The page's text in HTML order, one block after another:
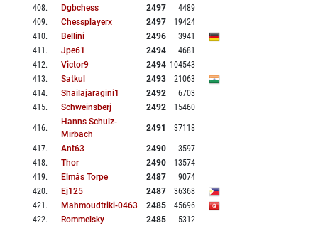
408. Dgbchess 2497
4489
409. Chessplayerx 2497
19424
410. Bellini 2496
3941
411 . Jpe61 2494
4681
412. Victor9 2494 104543
413. Satkul 2493
21063
414. Shailajaragini1 2492
6703
415. Schweinsberj 2492 15460
416.
Hanns Schulz-
Mirbach
2491 37118
417. Ant63 2490
3597
418. Thor 2490
13574
419. Elmás Torpe 2487
9074
420. Ej125 2487
36368
421 . Mahmoudtriki-0463 2485
45696
422. Rommelsky 2485
5312